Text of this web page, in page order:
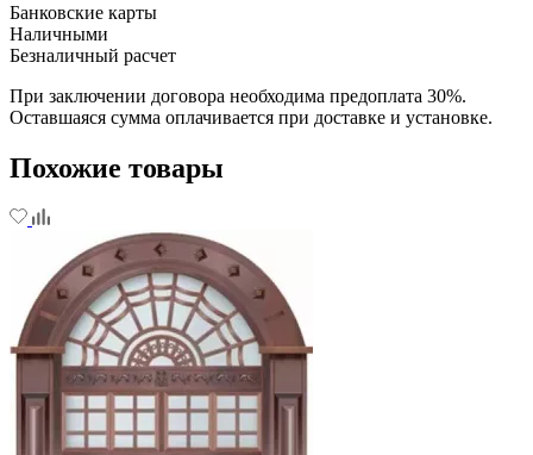
Банковские карты
Наличными
Безналичный расчет
При заключении договора необходима предоплата 30%.
Оставшаяся сумма оплачивается при доставке и установке.
Похожие товары